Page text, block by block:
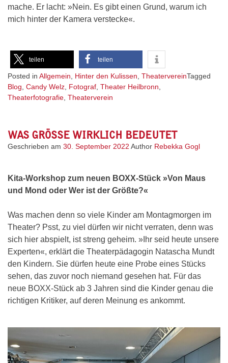
mache. Er lacht: »Nein. Es gibt einen Grund, warum ich
mich hinter der Kamera verstecke«.
teilen teilen
Posted in Allgemein, Hinter den Kulissen, TheatervereinTagged
Blog, Candy Welz, Fotograf, Theater Heilbronn,
Theaterfotografie, Theaterverein
WAS GRÖSSE WIRKLICH BEDEUTET
Geschrieben am 30. September 2022 Author Rebekka Gogl
Kita-Workshop zum neuen BOXX-Stück »Von Maus
und Mond oder Wer ist der Größte?«
Was machen denn so viele Kinder am Montagmorgen im
Theater? Psst, zu viel dürfen wir nicht verraten, denn was
sich hier abspielt, ist streng geheim. »Ihr seid heute unsere
Experten«, erklärt die Theaterpädagogin Natascha Mundt
den Kindern. Sie dürfen heute eine Probe eines Stücks
sehen, das zuvor noch niemand gesehen hat. Für das
neue BOXX-Stück ab 3 Jahren sind die Kinder genau die
richtigen Kritiker, auf deren Meinung es ankommt.